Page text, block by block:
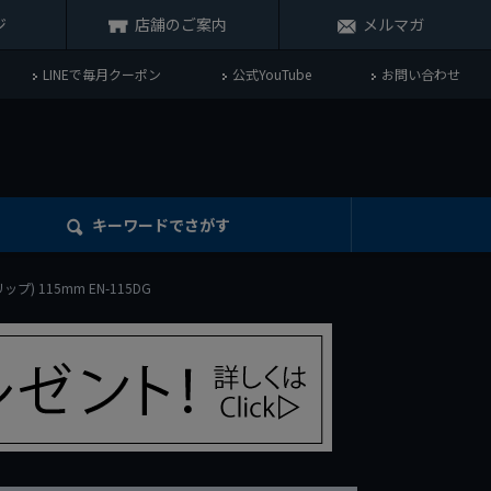
店舗のご案内 メルマガ
LINEで毎月クーポン 公式YouTube お問い合わせ
キーワードでさがす
ップ) 115mm EN-115DG